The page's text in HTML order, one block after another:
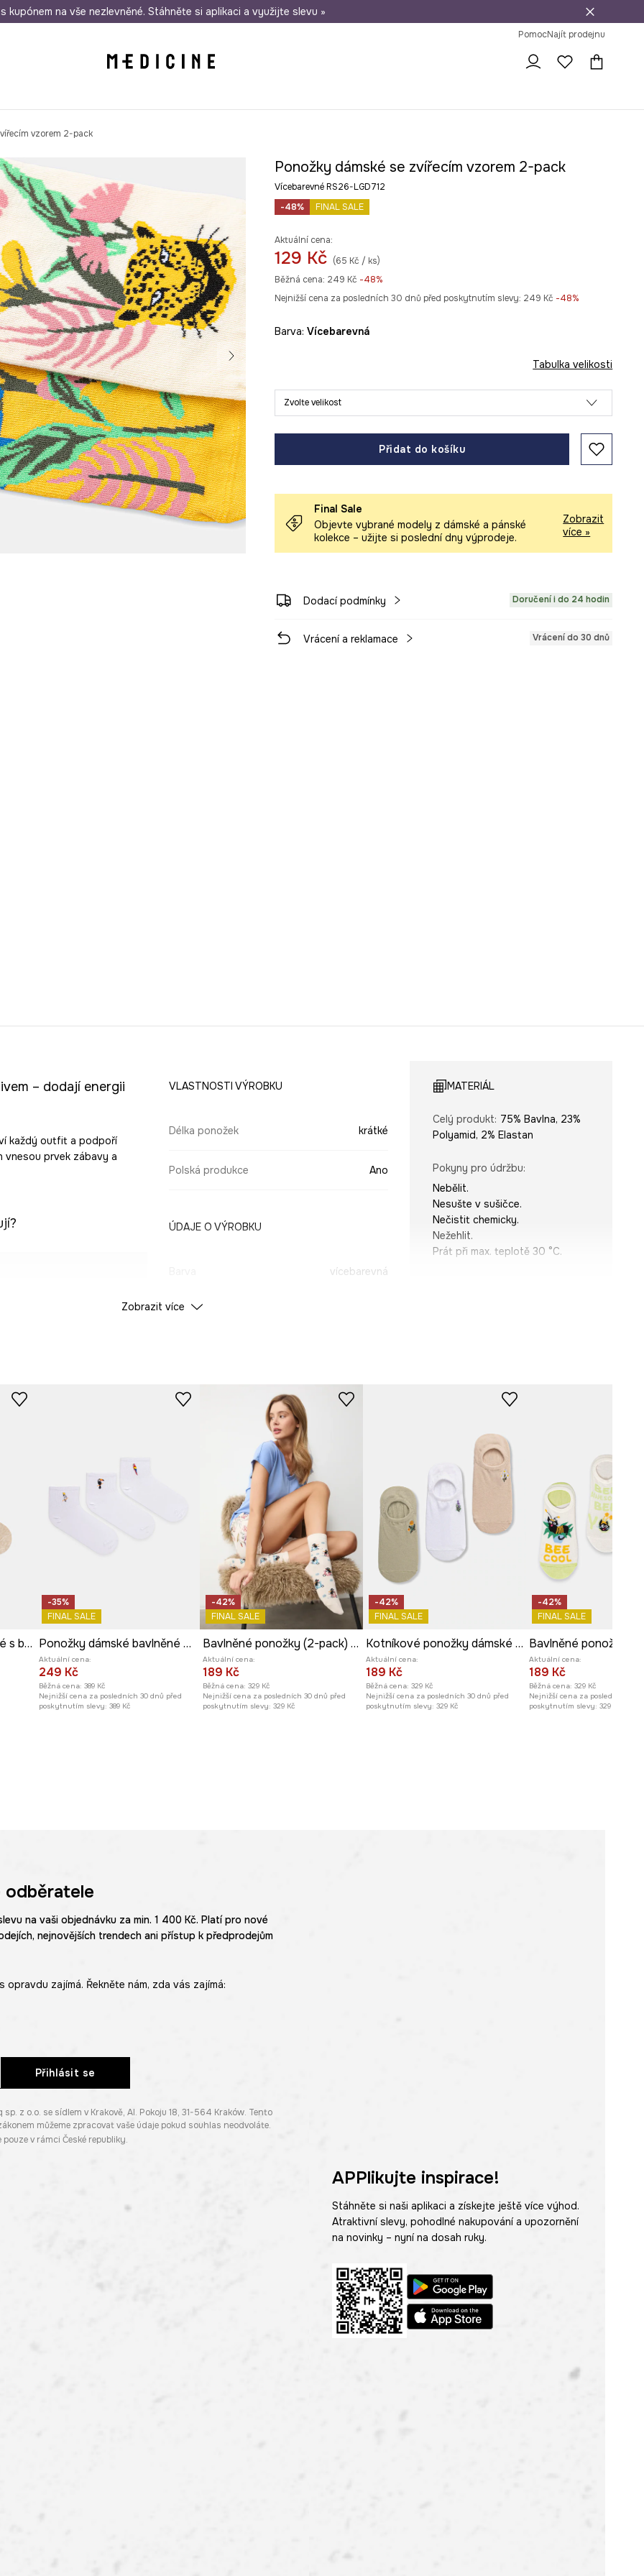
nákupu nad 1 200 Kč Odeslání i do 24 hodin 30 dní na vrácení zboží
s kupónem na vše nezlevněné. Stáhněte si aplikaci a využijte slevu »
PomocNajít prodejnu
vzorem 2-pack
Ponožky dámské se zvířecím vzorem 2-pack
Vícebarevné RS26-LGD712
-48%
FINAL SALE
Aktuální cena:
129 Kč (65 Kč / ks)
Běžná cena: 249 Kč -48%
Nejnižší cena za posledních 30 dnů před poskytnutím slevy: 249 Kč -48%
Barva: vícebarevná
Tabulka velikosti
Zvolte velikost
Přidat do košíku
Final Sale
Objevte vybrané modely z dámské a pánské
kolekce – užijte si poslední dny výprodeje.
Zobrazit
více »
Dodací podmínky Doručení i do 24 hodin
Vrácení a reklamace Vrácení do 30 dnů
– dodají energii
každý outfit a podpoří
vnesou prvek zábavy a
tak komfort
VLASTNOSTI VÝROBKU
Délka ponožek krátké
Polská produkce Ano
ÚDAJE O VÝROBKU
vícebarevná
ID produktu
MATERIÁL
Celý produkt: 75% Bavlna, 23%
Polyamid, 2% Elastan
Pokyny pro údržbu:
Nebělit.
Nesušte v sušičce.
Nečistit chemicky.
Nežehlit.
Prát při max. teplotě 30 °C.
Zobrazit více
Ponožky 2-pack dámské s bavlnou se zvířecím vzorem
-35%
FINAL SALE
Ponožky dámské bavlněné 3-pack
Aktuální cena:
249 Kč
Běžná cena: 389 Kč
Nejnižší cena za posledních 30 dnů před
poskytnutím slevy: 389 Kč
-42%
FINAL SALE
Bavlněné ponožky (2-pack) dámské se vzorem
Aktuální cena:
189 Kč
Běžná cena: 329 Kč
Nejnižší cena za posledních 30 dnů před
poskytnutím slevy: 329 Kč
-42%
FINAL SALE
Kotníkové ponožky dámské 3-pack
Aktuální cena:
189 Kč
Běžná cena: 329 Kč
Nejnižší cena za posledních 30 dnů před
poskytnutím slevy: 329 Kč
-42%
FINAL SALE
Aktuální cena:
189 Kč
Běžná cena: 329 Kč
Nejnižší cena za posledních 30
poskytnutím slevy: 329 Kč
odběratele
na vaši objednávku za min. 1 400 Kč. Platí pro nové
nejnovějších trendech ani přístup k předprodejům
zajímá. Řekněte nám, zda vás zajímá:
Přihlásit se
z o.o. se sídlem v Krakově, Al. Pokoju 18, 31-564 Kraków. Tento
můžeme zpracovat vaše údaje pokud souhlas neodvoláte.
pouze v rámci České republiky.
APPlikujte inspirace!
Stáhněte si naši aplikaci a získejte ještě více výhod.
Atraktivní slevy, pohodlné nakupování a upozornění
na novinky – nyní na dosah ruky.